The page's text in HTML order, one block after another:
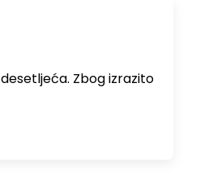
Zbog izrazito